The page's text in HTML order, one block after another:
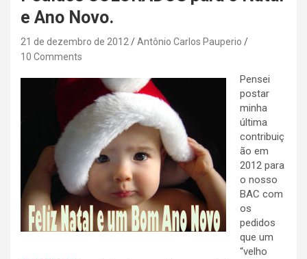
e Ano Novo.
21 de dezembro de 2012
Antônio Carlos Pauperio
10 Comments
Pensei
postar
minha
última
contribuiç
ão em
2012 para
o nosso
BAC com
os
pedidos
que um
“velho